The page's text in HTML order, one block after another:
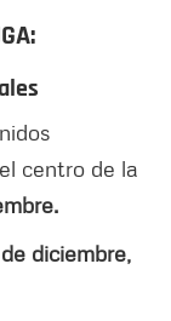
centro de la
diciembre,